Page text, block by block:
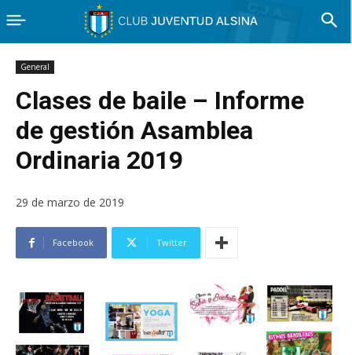
General
Clases de baile – Informe
de gestión Asamblea
Ordinaria 2019
29 de marzo de 2019
Facebook Twitter